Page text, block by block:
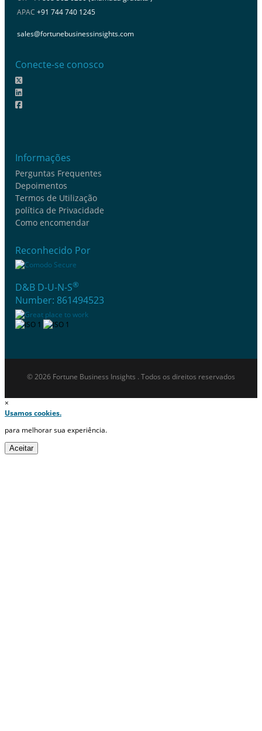
APAC +91 744 740 1245
sales@fortunebusinessinsights.com
Conecte-se conosco
Informações
Perguntas Frequentes
Depoimentos
Termos de Utilização
política de Privacidade
Como encomendar
Reconhecido Por
D&B D-U-N-S®
Number: 861494523
© 2026 Fortune Business Insights . Todos os direitos reservados
×
Usamos cookies.
para melhorar sua experiência.
Aceitar